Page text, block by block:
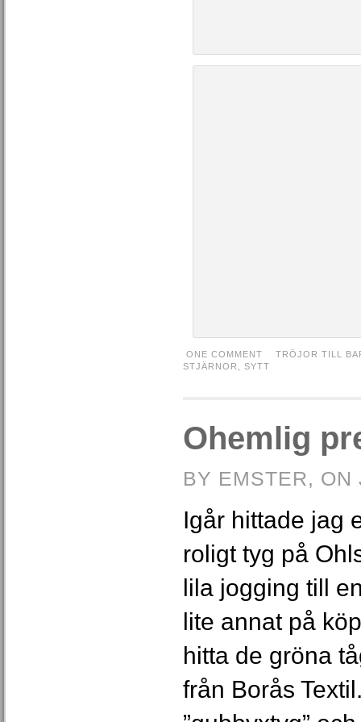
ONE COMMENT
TRÖJOR TILL
STJÄRNOR
SYTT
Ohemlig
BY EMSTER,
Igår hittade jag
roligt tyg på
lila jogging till
lite annat på
hitta de gröna
från Borås